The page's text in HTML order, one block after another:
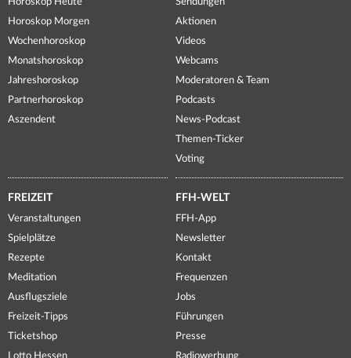
Horoskop Morgen
Wochenhoroskop
Monatshoroskop
Jahreshoroskop
Partnerhoroskop
Aszendent
Aktionen
Videos
Webcams
Moderatoren & Team
Podcasts
News-Podcast
Themen-Ticker
Voting
FREIZEIT
Veranstaltungen
Spielplätze
Rezepte
Meditation
Ausflugsziele
Freizeit-Tipps
Ticketshop
Lotto Hessen
FFH-WELT
FFH-App
Newsletter
Kontakt
Frequenzen
Jobs
Führungen
Presse
Radiowerbung